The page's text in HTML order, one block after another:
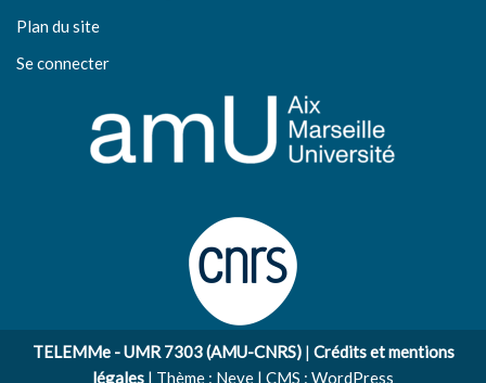
Plan du site
Se connecter
TELEMMe - UMR 7303 (AMU-CNRS)| Crédits et mentions
légales | Thème : Neve | CMS : WordPress